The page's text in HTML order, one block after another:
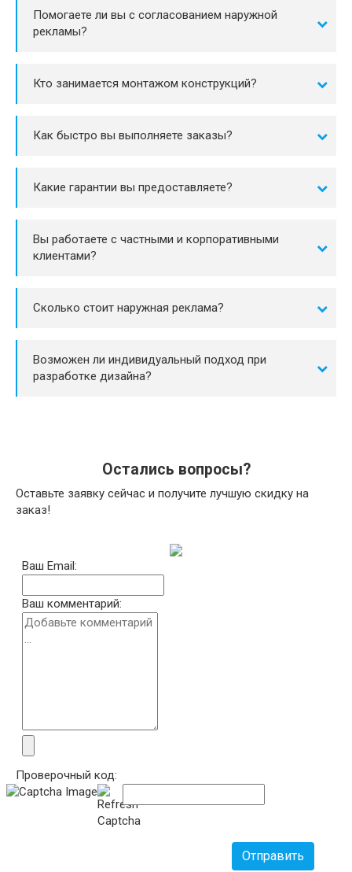
Помогаете ли вы с согласованием наружной
рекламы?
Кто занимается монтажом конструкций?
Как быстро вы выполняете заказы?
Какие гарантии вы предоставляете?
Вы работаете с частными и корпоративными
клиентами?
Сколько стоит наружная реклама?
Возможен ли индивидуальный подход при
разработке дизайна?
Остались вопросы?
Оставьте заявку сейчас и получите лучшую скидку на
заказ!
Ваш Email:
Ваш комментарий:
Проверочный код:
Отправить